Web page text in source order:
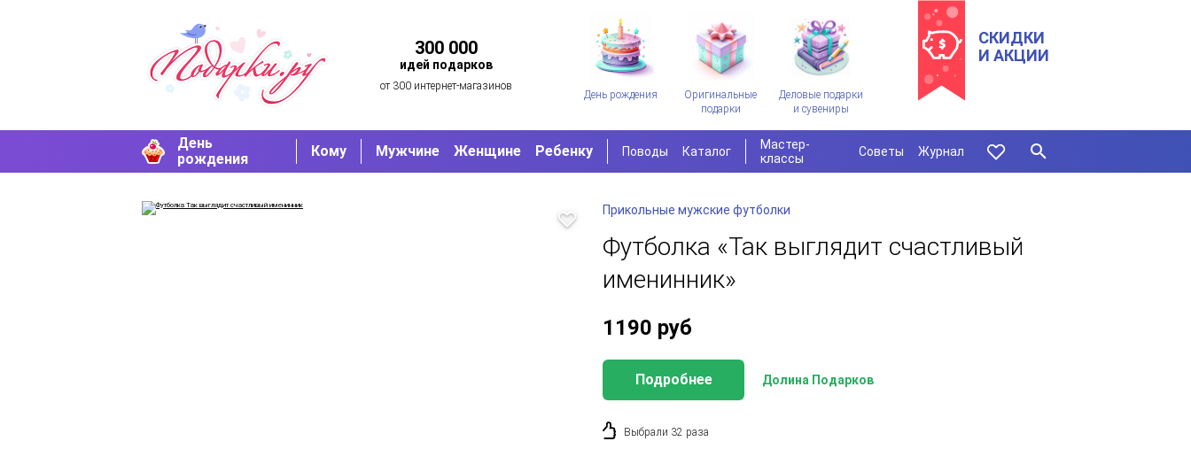
300 000
идей подарков
от 300 интернет-магазинов
День рождения
Оригинальные
подарки
Деловые подарки
и сувениры
СКИДКИ
И АКЦИИ
День
рождения
Кому Мужчине Женщине Ребенку Поводы Каталог
Мастер-
классы
Советы Журнал
Прикольные мужские футболки
Футболка «Так выглядит счастливый
именинник»
1190 руб
Подробнее Долина Подарков
Выбрали 32 раза